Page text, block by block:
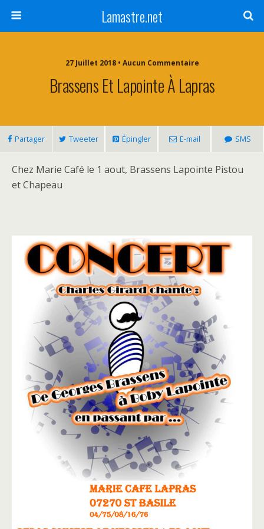
Lamastre.net
27 Juillet 2018 • Aucun Commentaire
Brassens Et Lapointe À Lapras
Partager Tweeter Épingler E-mail SMS
Chez Marie Café le 1 aout, Brassens Lapointe Pistou
et Chapeau